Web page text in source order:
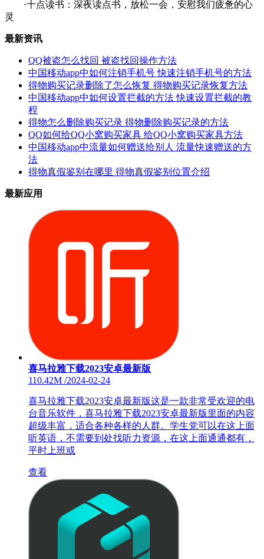
·十点读书：深夜读点书，放松一会，安慰我们疲惫的心
灵
最新资讯
QQ被盗怎么找回 被盗找回操作方法
中国移动app中如何注销手机号 快速注销手机号的方法
得物购买记录删除了怎么恢复 得物购买记录恢复方法
中国移动app中如何设置拦截的方法 快速设置拦截的教
程
得物怎么删除购买记录 得物删除购买记录的方法
QQ如何给QQ小窝购买家具 给QQ小窝购买家具方法
中国移动app中流量如何赠送给别人 流量快速赠送的方
法
得物真假鉴别在哪里 得物真假鉴别位置介绍
最新应用
喜马拉雅下载2023安卓最新版
110.42M /2024-02-24
喜马拉雅下载2023安卓最新版这是一款非常受欢迎的电
台音乐软件，喜马拉雅下载2023安卓最新版里面的内容
超级丰富，适合各种各样的人群。学生党可以在这上面
听英语，不需要到处找听力资源，在这上面通通都有，
平时上班或
查看